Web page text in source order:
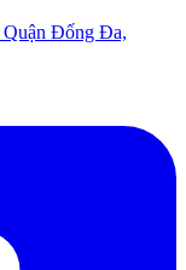
Quận Đống Đa,